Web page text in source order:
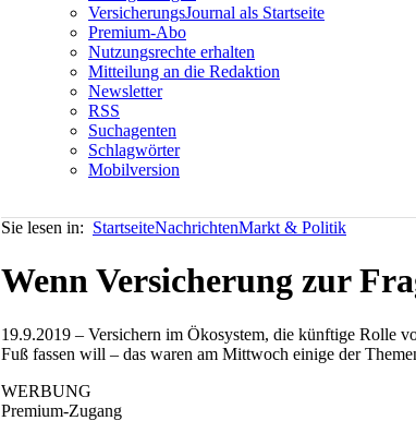
VersicherungsJournal als Startseite
Premium-Abo
Nutzungsrechte erhalten
Mitteilung an die Redaktion
Newsletter
RSS
Suchagenten
Schlagwörter
Mobilversion
Sie lesen in: StartseiteNachrichtenMarkt & Politik
Wenn Versicherung zur
19.9.2019 – Versichern im Ökosystem, die künftige Rolle
Fuß fassen will – das waren am Mittwoch einige der
WERBUNG
Premium-Zugang